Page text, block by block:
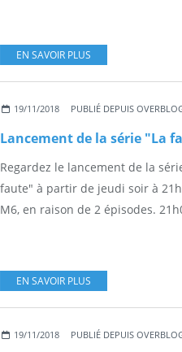
EN SAVOIR PLUS
19/11/2018 PUBLIÉ DEPUIS
Regardez le lancement de la
faute" à partir de jeudi soir à
M6, en raison de 2 épisodes.
EN SAVOIR PLUS
19/11/2018 PUBLIÉ DEPUIS